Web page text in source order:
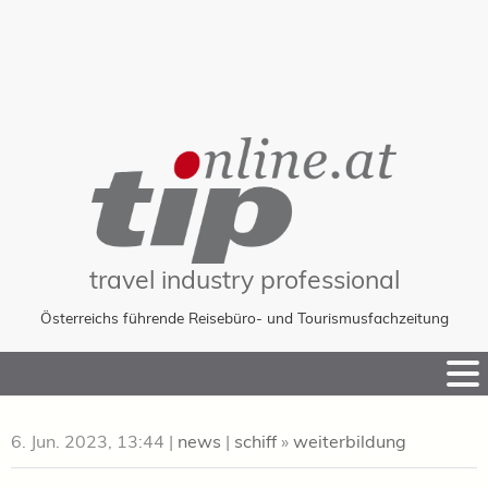
travel industry professional
Österreichs führende Reisebüro- und Tourismusfachzeitung
to
6. Jun. 2023, 13:44 | news | schiff » weiterbildung